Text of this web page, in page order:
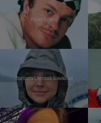
Pavel Šporcl
Barbora Literová Slavíková